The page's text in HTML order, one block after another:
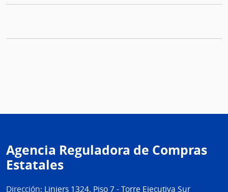
Agencia Reguladora de Compras
Estatales
Dirección: Liniers 1324, Piso 7 - Torre Ejecutiva Sur